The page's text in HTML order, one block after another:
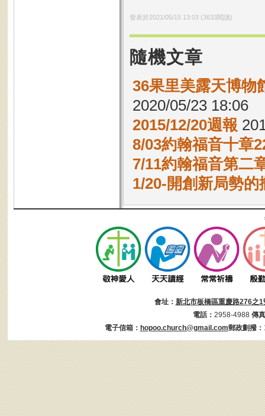
發表於2021/05/15 13:03(3633閱讀)
隨機文章
36果里美露天博物
2020/05/23 18:06
2015/12/20週報
8/03約翰福音十章
7/11約翰福音第二
1/20-開創新局勢的
會址： 新北市板橋區重慶路276之1
電話： 2958-4988 傳
電子信箱： hopoo.church@gmail.com郵政劃撥：